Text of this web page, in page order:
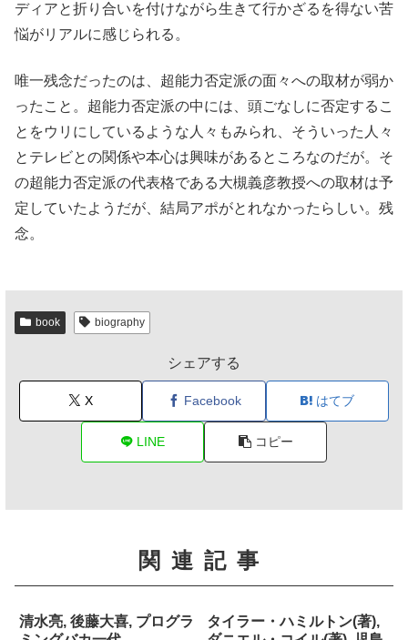
ディアと折り合いを付けながら生きて行かざるを得ない苦
悩がリアルに感じられる。
唯一残念だったのは、超能力否定派の面々への取材が弱か
ったこと。超能力否定派の中には、頭ごなしに否定するこ
とをウリにしているような人々もみられ、そういった人々
とテレビとの関係や本心は興味があるところなのだが。そ
の超能力否定派の代表格である大槻義彦教授への取材は予
定していたようだが、結局アポがとれなかったらしい。残
念。
book biography
シェアする
X Facebook はてブ
LINE コピー
関連記事
清水亮, 後藤大喜, プログラ
タイラー・ハミルトン(著),